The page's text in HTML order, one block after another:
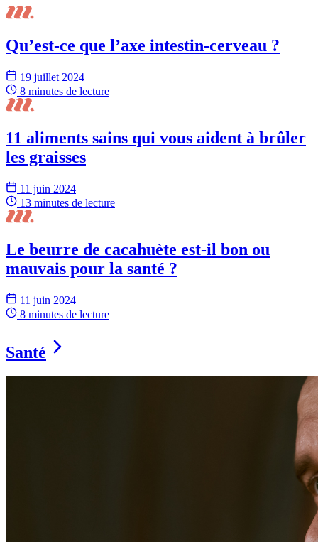
Qu’est-ce que l’axe intestin-cerveau ?
19 juillet 2024
8 minutes de lecture
11 aliments sains qui vous aident à brûler
les graisses
11 juin 2024
13 minutes de lecture
Le beurre de cacahuète est-il bon ou
mauvais pour la santé ?
11 juin 2024
8 minutes de lecture
Santé